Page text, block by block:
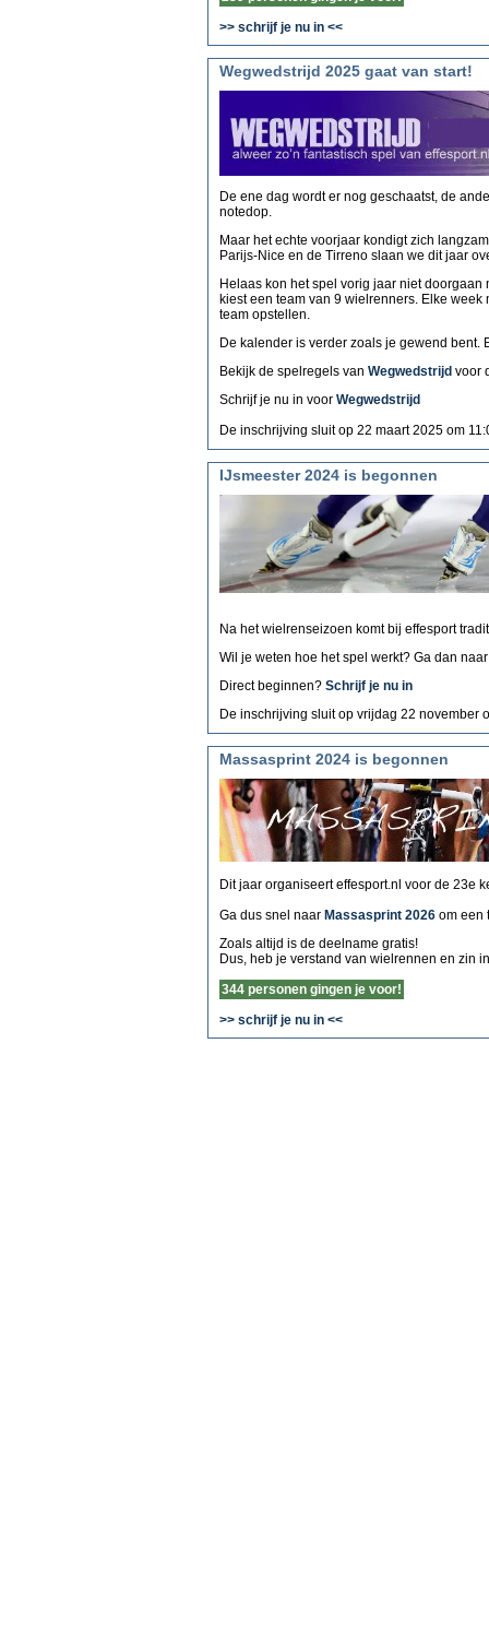
>> schrijf je nu in <<
Wegwedstrijd 2025 gaat van start!
De ene dag wordt er nog geschaatst, de
notedop.
Maar het echte voorjaar kondigt zich
Parijs-Nice en de Tirreno slaan we dit jaar
Helaas kon het spel vorig jaar niet
kiest een team van 9 wielrenners. Elke
team opstellen.
De kalender is verder zoals je gewend bent.
Bekijk de spelregels van Wegwedstrijd voor
Schrijf je nu in voor Wegwedstrijd
De inschrijving sluit op 22 maart 2025 om
IJsmeester 2024 is begonnen
Na het wielrenseizoen komt bij effesport
Wil je weten hoe het spel werkt? Ga dan
Direct beginnen? Schrijf je nu in
De inschrijving sluit op vrijdag 22 november
Massasprint 2024 is begonnen
Dit jaar organiseert effesport.nl voor de 23e
Ga dus snel naar Massasprint 2026 om een
Zoals altijd is de deelname gratis!
Dus, heb je verstand van wielrennen en zin
344 personen gingen je voor!
>> schrijf je nu in <<